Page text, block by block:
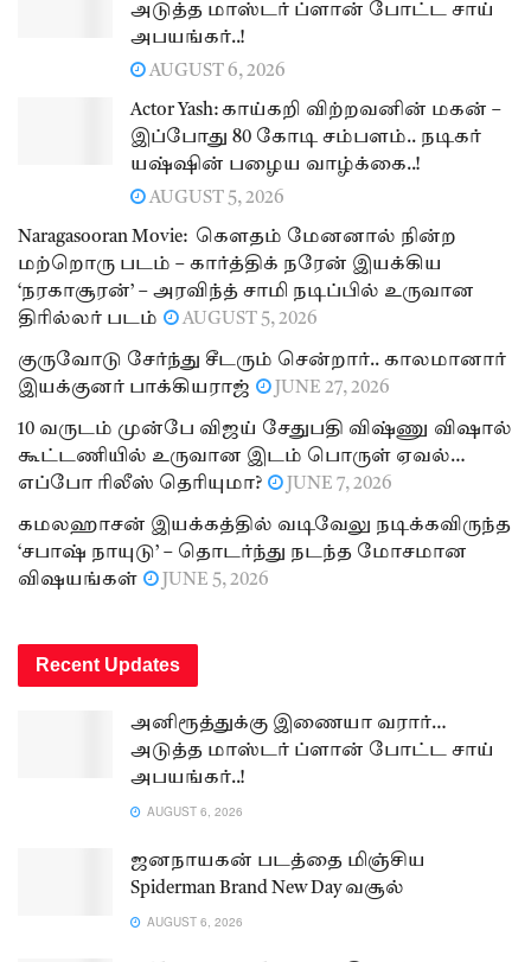
அடுத்த மாஸ்டர் ப்ளான் போட்ட சாய்
அபயங்கர்..!
AUGUST 6, 2026
Actor Yash: காய்கறி விற்றவனின் மகன் –
இப்போது 80 கோடி சம்பளம்.. நடிகர்
யஷ்ஷின் பழைய வாழ்க்கை..!
AUGUST 5, 2026
Naragasooran Movie: கௌதம் மேனனால் நின்ற
மற்றொரு படம் – கார்த்திக் நரேன் இயக்கிய
‘நரகாசூரன்’ – அரவிந்த் சாமி நடிப்பில் உருவான
திரில்லர் படம்
AUGUST 5, 2026
குருவோடு சேர்ந்து சீடரும் சென்றார்.. காலமானார்
இயக்குனர் பாக்கியராஜ்
JUNE 27, 2026
10 வருடம் முன்பே விஜய் சேதுபதி விஷ்ணு விஷால்
கூட்டணியில் உருவான இடம் பொருள் ஏவல்…
எப்போ ரிலீஸ் தெரியுமா?
JUNE 7, 2026
கமலஹாசன் இயக்கத்தில் வடிவேலு நடிக்கவிருந்த
‘சபாஷ் நாயுடு’ – தொடர்ந்து நடந்த மோசமான
விஷயங்கள்
JUNE 5, 2026
Recent Updates
அனிரூத்துக்கு இணையா வரார்…
அடுத்த மாஸ்டர் ப்ளான் போட்ட சாய்
அபயங்கர்..!
AUGUST 6, 2026
ஜனநாயகன் படத்தை மிஞ்சிய
Spiderman Brand New Day வசூல்
AUGUST 6, 2026